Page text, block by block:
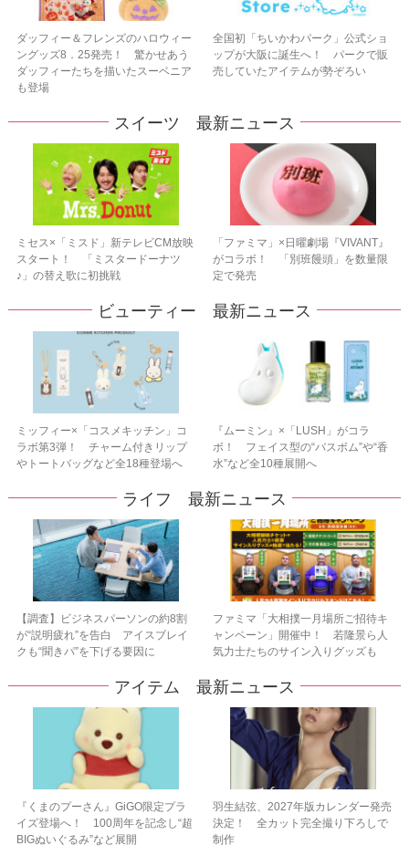
ダッフィー＆フレンズのハロウィー
ングッズ8．25発売！ 驚かせあう
ダッフィーたちを描いたスーベニア
も登場
全国初「ちいかわパーク」公式ショ
ップが大阪に誕生へ！ パークで販
売していたアイテムが勢ぞろい
スイーツ 最新ニュース
ミセス×「ミスド」新テレビCM放映
スタート！ 「ミスタードーナツ
♪」の替え歌に初挑戦
「ファミマ」×日曜劇場『VIVANT』
がコラボ！ 「別班饅頭」を数量限
定で発売
ビューティー 最新ニュース
ミッフィー×「コスメキッチン」コ
ラボ第3弾！ チャーム付きリップ
やトートバッグなど全18種登場へ
『ムーミン』×「LUSH」がコラ
ボ！ フェイス型の“バスボム”や“香
水”など全10種展開へ
ライフ 最新ニュース
【調査】ビジネスパーソンの約8割
が“説明疲れ”を告白 アイスブレイ
クも“聞きパ”を下げる要因に
ファミマ「大相撲一月場所ご招待キ
ャンペーン」開催中！ 若隆景ら人
気力士たちのサイン入りグッズも
アイテム 最新ニュース
『くまのプーさん』GiGO限定プラ
イズ登場へ！ 100周年を記念し“超
BIGぬいぐるみ”など展開
羽生結弦、2027年版カレンダー発売
決定！ 全カット完全撮り下ろしで
制作